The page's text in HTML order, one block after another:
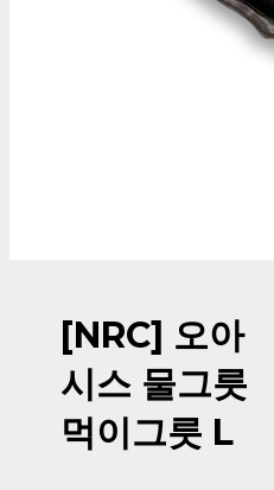
[NRC] 오아
시스 물그릇
먹이그릇 L